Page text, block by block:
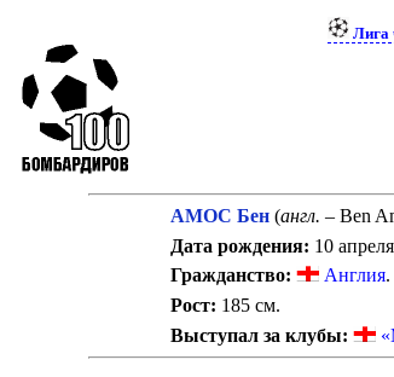
Лига
АМОС Бен(англ. – Ben
Дата рождения: 10
Гражданство:
Англия.
Рост: 185 см.
Выступал за клубы: